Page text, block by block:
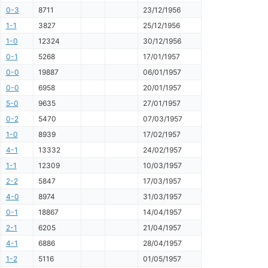
0-3 8711
23/12/1956
1-1
3827
25/12/1956
1-0
12324
30/12/1956
0-1
5268
17/01/1957
0-0
19887
06/01/1957
0-0
6958
20/01/1957
5-0
9635
27/01/1957
0-2
5470
07/03/1957
1-0
8939
17/02/1957
4-1
13332
24/02/1957
1-1
12309
10/03/1957
2-2
5847
17/03/1957
4-0
8974
31/03/1957
0-1
18867
14/04/1957
2-1
6205
21/04/1957
4-1
6886
28/04/1957
1-2
5116 01/05/1957